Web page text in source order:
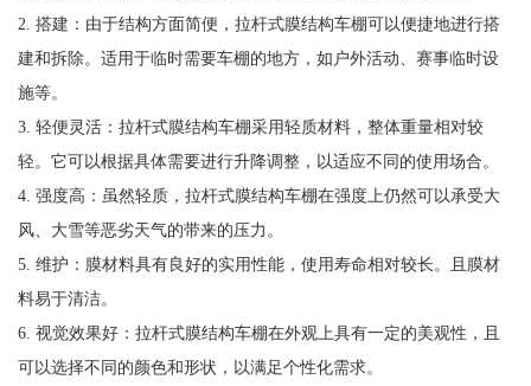
2. 搭建：由于结构方面简便，拉杆式膜结构车棚可以便捷地进行搭
建和拆除。适用于临时需要车棚的地方，如户外活动、赛事临时设
施等。
3. 轻便灵活：拉杆式膜结构车棚采用轻质材料，整体重量相对较
轻。它可以根据具体需要进行升降调整，以适应不同的使用场合。
4. 强度高：虽然轻质，拉杆式膜结构车棚在强度上仍然可以承受大
风、大雪等恶劣天气的带来的压力。
5. 维护：膜材料具有良好的实用性能，使用寿命相对较长。且膜材
料易于清洁。
6. 视觉效果好：拉杆式膜结构车棚在外观上具有一定的美观性，且
可以选择不同的颜色和形状，以满足个性化需求。